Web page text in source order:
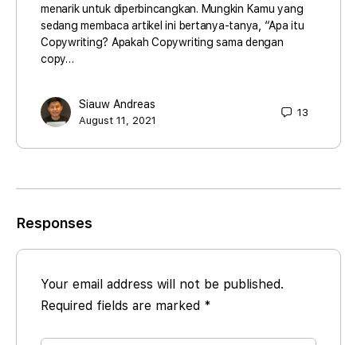
menarik untuk diperbincangkan. Mungkin Kamu yang
sedang membaca artikel ini bertanya-tanya, “Apa itu
Copywriting? Apakah Copywriting sama dengan
copy…
Siauw Andreas
August 11, 2021
13
Responses
Your email address will not be published.
Required fields are marked *